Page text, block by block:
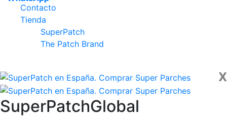
Contacto
Tienda
SuperPatch
The Patch Brand
X
SuperPatchGlobal